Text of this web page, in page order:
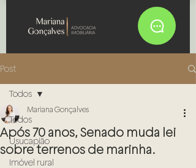
Post
Todos
Usucapião
Imóvel rural
Todos
Após 70 anos, Senado muda lei
sobre terrenos de marinha.
Mariana Gonçalves